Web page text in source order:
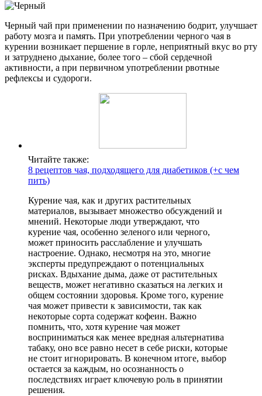
Черный чай при применении по назначению бодрит, улучшает
работу мозга и память. При употреблении черного чая в
курении возникает першение в горле, неприятный вкус во рту
и затруднено дыхание, более того – сбой сердечной
активности, а при первичном употреблении рвотные
рефлексы и судороги.
Читайте также:
8 рецептов чая, подходящего для диабетиков (+с чем
пить)
Курение чая, как и других растительных
материалов, вызывает множество обсуждений и
мнений. Некоторые люди утверждают, что
курение чая, особенно зеленого или черного,
может приносить расслабление и улучшать
настроение. Однако, несмотря на это, многие
эксперты предупреждают о потенциальных
рисках. Вдыхание дыма, даже от растительных
веществ, может негативно сказаться на легких и
общем состоянии здоровья. Кроме того, курение
чая может привести к зависимости, так как
некоторые сорта содержат кофеин. Важно
помнить, что, хотя курение чая может
восприниматься как менее вредная альтернатива
табаку, оно все равно несет в себе риски, которые
не стоит игнорировать. В конечном итоге, выбор
остается за каждым, но осознанность о
последствиях играет ключевую роль в принятии
решения.